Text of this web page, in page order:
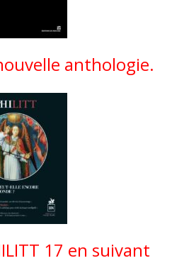
anthologie.
17 en suivant